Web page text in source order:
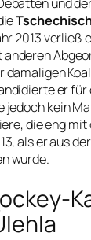
2013 verließ
damaligen
er
jedoch kein
die eng
als er aus
wurde.